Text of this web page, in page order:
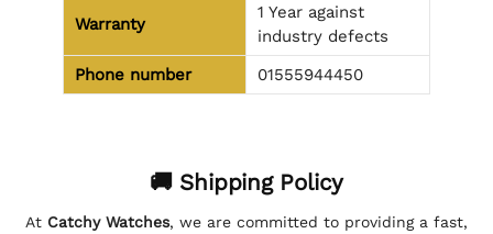
Warranty
1 Year against
industry defects
Phone number
01555944450
🚚 Shipping Policy
At Catchy Watches, we are committed to providing a fast,